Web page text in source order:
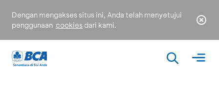
Dengan mengakses situs ini, Anda telah menyetujui
penggunaan cookies dari kami.